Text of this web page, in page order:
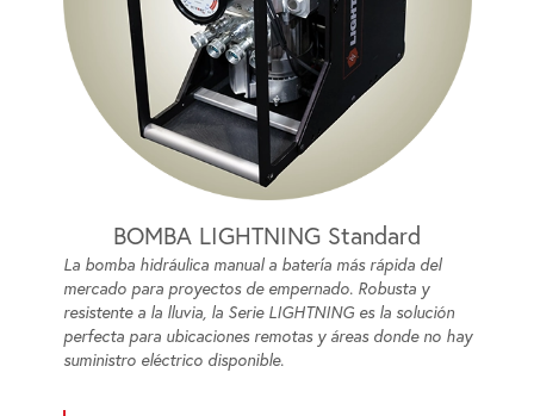
BOMBA LIGHTNING Standard
La bomba hidráulica manual a batería más rápida del
mercado para proyectos de empernado. Robusta y
resistente a la lluvia, la Serie LIGHTNING es la solución
perfecta para ubicaciones remotas y áreas donde no hay
suministro eléctrico disponible.